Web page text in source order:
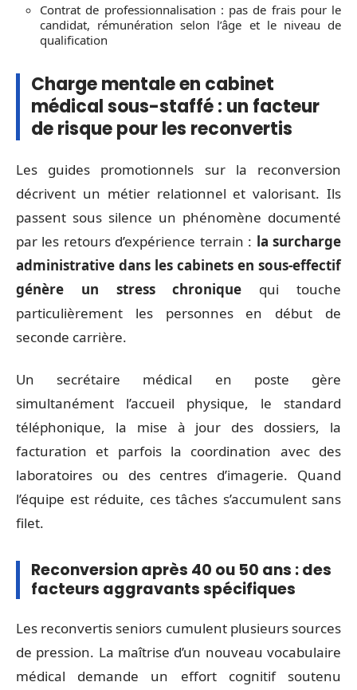
Contrat de professionnalisation : pas de frais pour le
candidat, rémunération selon l’âge et le niveau de
qualification
Charge mentale en cabinet
médical sous-staffé : un facteur
de risque pour les reconvertis
Les guides promotionnels sur la reconversion
décrivent un métier relationnel et valorisant. Ils
passent sous silence un phénomène documenté
par les retours d’expérience terrain : la surcharge
administrative dans les cabinets en sous-effectif
génère un stress chronique qui touche
particulièrement les personnes en début de
seconde carrière.
Un secrétaire médical en poste gère
simultanément l’accueil physique, le standard
téléphonique, la mise à jour des dossiers, la
facturation et parfois la coordination avec des
laboratoires ou des centres d’imagerie. Quand
l’équipe est réduite, ces tâches s’accumulent sans
filet.
Reconversion après 40 ou 50 ans : des
facteurs aggravants spécifiques
Les reconvertis seniors cumulent plusieurs sources
de pression. La maîtrise d’un nouveau vocabulaire
médical demande un effort cognitif soutenu